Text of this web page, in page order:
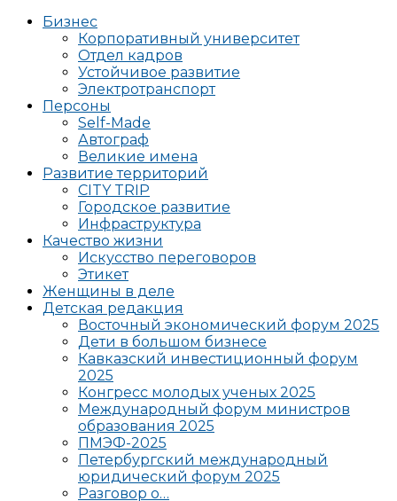
Бизнес
Корпоративный университет
Отдел кадров
Устойчивое развитие
Электротранспорт
Персоны
Self-Made
Автограф
Великие имена
Развитие территорий
CITY TRIP
Городское развитие
Инфраструктура
Качество жизни
Искусство переговоров
Этикет
Женщины в деле
Детская редакция
Восточный экономический форум 2025
Дети в большом бизнесе
Кавказский инвестиционный форум
2025
Конгресс молодых ученых 2025
Международный форум министров
образования 2025
ПМЭФ-2025
Петербургский международный
юридический форум 2025
Разговор о…